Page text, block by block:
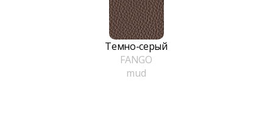
Темно-серый
FANGO
mud